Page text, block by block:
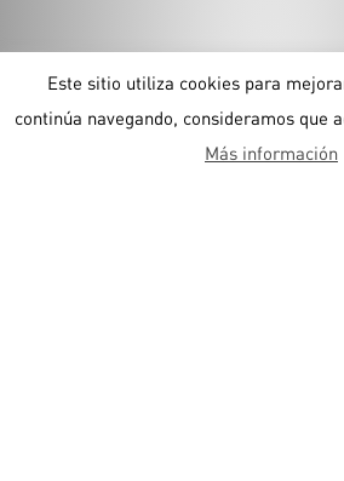
Este sitio utiliza cookies para
continúa navegando, consideramos que
Más información